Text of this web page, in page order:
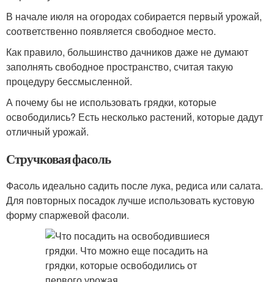
В начале июля на огородах собирается первый урожай,
соответственно появляется свободное место.
Как правило, большинство дачников даже не думают
заполнять свободное пространство, считая такую
процедуру бессмысленной.
А почему бы не использовать грядки, которые
освободились? Есть несколько растений, которые дадут
отличный урожай.
Стручковая фасоль
Фасоль идеально садить после лука, редиса или салата.
Для повторных посадок лучше использовать кустовую
форму спаржевой фасоли.